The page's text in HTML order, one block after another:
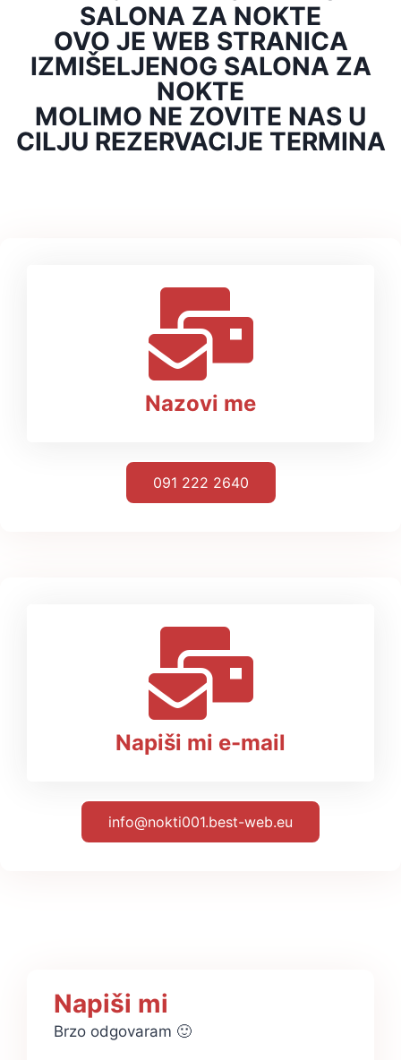
SALONA ZA NOKTE
OVO JE WEB STRANICA
IZMIŠELJENOG SALONA ZA
NOKTE
MOLIMO NE ZOVITE NAS U
CILJU REZERVACIJE TERMINA
Nazovi me
091 222 2640
Napiši mi e-mail
info@nokti001.best-web.eu
Napiši mi
Brzo odgovaram 🙂